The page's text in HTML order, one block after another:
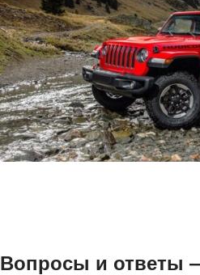
Вопросы и ответы